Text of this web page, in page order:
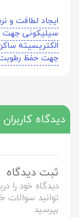
ایجاد لطافت و
سیلیکونی جهت
الکتریسیته
جهت حفظ
دیدگاه کاربران
ثبت دیدگاه
دیدگاه خود را
توانید سوالات
بپرسید